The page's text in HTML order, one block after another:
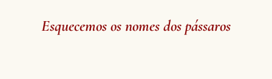
Esquecemos os nomes dos pássaros